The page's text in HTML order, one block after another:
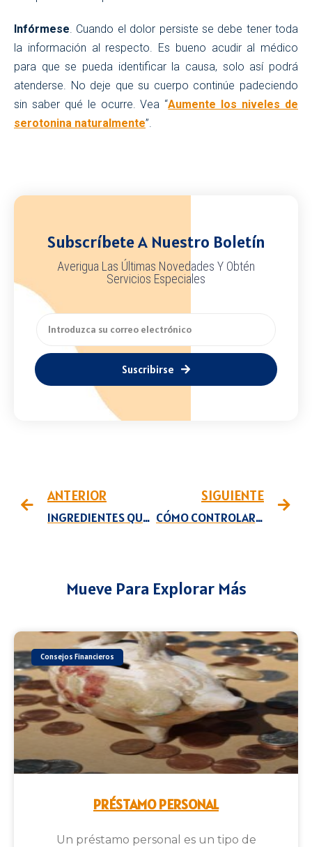
Infórmese . Cuando el dolor persiste se debe tener toda
la información al respecto. Es bueno acudir al médico
para que se pueda identificar la causa, solo así podrá
atenderse. No deje que su cuerpo continúe padeciendo
sin saber qué le ocurre. Vea “Aumente los niveles de
serotonina naturalmente”.
Subscríbete A Nuestro Boletín
Averigua Las Últimas Novedades Y Obtén
Servicios Especiales
Suscribirse
ANTERIOR
INGREDIENTES QUE ACTÚAN EN EL AMOR
SIGUIENTE
CÓMO CONTROLAR LA HORMONA DE LA TRISTEZA
Mueve Para Explorar Más
Consejos Financieros
PRÉSTAMO PERSONAL
Un préstamo personal es un tipo de